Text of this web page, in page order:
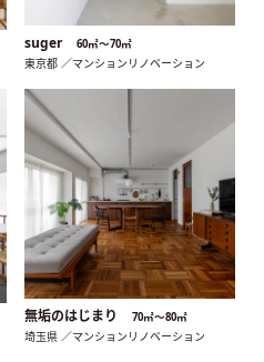
suger 60㎡〜70㎡
東京都 ／マンションリノベーション
無垢のはじまり 70㎡〜80㎡
埼玉県 ／マンションリノベーション